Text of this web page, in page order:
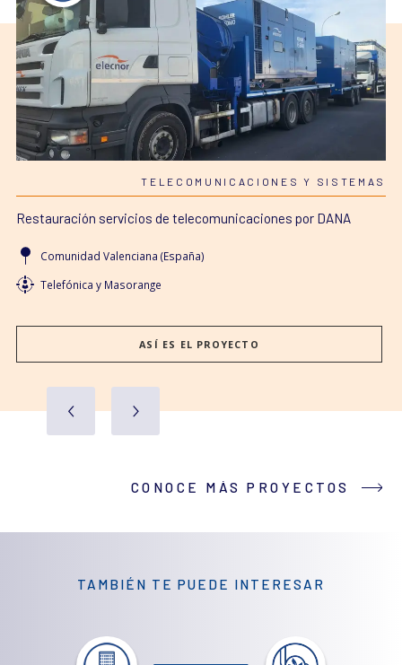
TELECOMUNICACIONES Y SISTEMAS
Restauración servicios de telecomunicaciones por DANA
Comunidad Valenciana (España)
Telefónica y Masorange
ASÍ ES EL PROYECTO
CONOCE MÁS PROYECTOS
TAMBIÉN TE PUEDE INTERESAR